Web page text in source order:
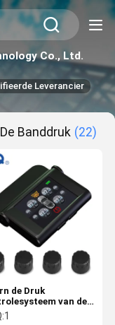
Co., Ltd.
Leverancier
Banddruk (22)
de Druk
van de
Zonneband
1